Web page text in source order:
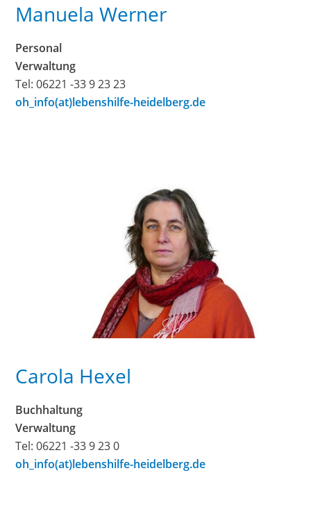
Manuela Werner
Personal
Verwaltung
Tel: 06221 -33 9 23 23
oh_info(at)lebenshilfe-heidelberg.de
Carola Hexel
Buchhaltung
Verwaltung
Tel: 06221 -33 9 23 0
oh_info(at)lebenshilfe-heidelberg.de